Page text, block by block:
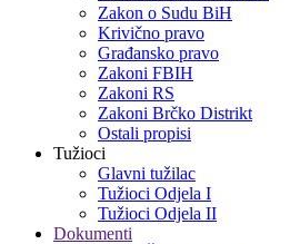
Zakon o Sudu BiH
Krivično pravo
Građansko pravo
Zakoni FBIH
Zakoni RS
Zakoni Brčko Distrikt
Ostali propisi
Tužioci
Glavni tužilac
Tužioci Odjela I
Tužioci Odjela II
Dokumenti